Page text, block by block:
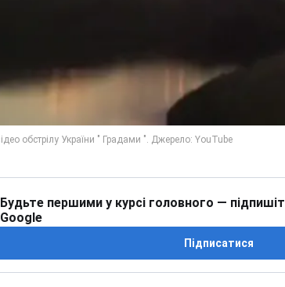
Будьте першими у курсі головного —
Google
Підписатися